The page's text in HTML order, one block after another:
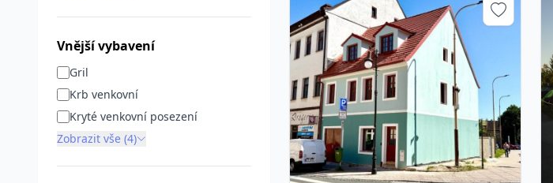
Vnější vybavení
Gril
Krb venkovní
Kryté venkovní posezení
Zobrazit vše (4)